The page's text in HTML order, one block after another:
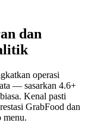
dan
operasi
— sasarkan 4.6+
Kenal pasti
GrabFood dan
menu.